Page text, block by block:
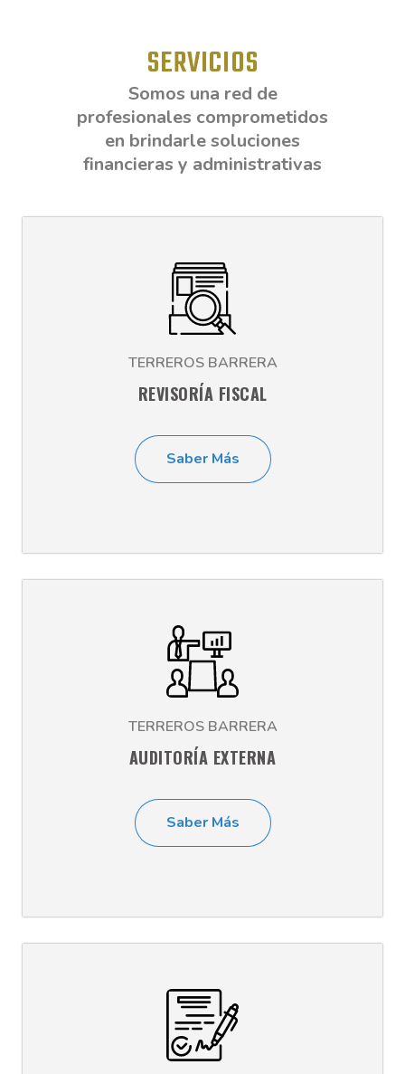
SERVICIOS
Somos una red de
profesionales comprometidos
en brindarle soluciones
financieras y administrativas
TERREROS BARRERA
REVISORÍA FISCAL
Saber Más
TERREROS BARRERA
AUDITORÍA EXTERNA
Saber Más